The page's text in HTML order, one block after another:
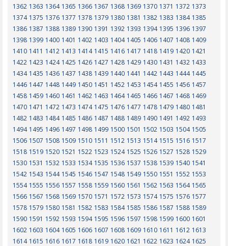
1362 1363 1364 1365 1366 1367 1368 1369 1370 1371 1372 1373
1374 1375 1376 1377 1378 1379 1380 1381 1382 1383 1384 1385
1386 1387 1388 1389 1390 1391 1392 1393 1394 1395 1396 1397
1398 1399 1400 1401 1402 1403 1404 1405 1406 1407 1408 1409
1410 1411 1412 1413 1414 1415 1416 1417 1418 1419 1420 1421
1422 1423 1424 1425 1426 1427 1428 1429 1430 1431 1432 1433
1434 1435 1436 1437 1438 1439 1440 1441 1442 1443 1444 1445
1446 1447 1448 1449 1450 1451 1452 1453 1454 1455 1456 1457
1458 1459 1460 1461 1462 1463 1464 1465 1466 1467 1468 1469
1470 1471 1472 1473 1474 1475 1476 1477 1478 1479 1480 1481
1482 1483 1484 1485 1486 1487 1488 1489 1490 1491 1492 1493
1494 1495 1496 1497 1498 1499 1500 1501 1502 1503 1504 1505
1506 1507 1508 1509 1510 1511 1512 1513 1514 1515 1516 1517
1518 1519 1520 1521 1522 1523 1524 1525 1526 1527 1528 1529
1530 1531 1532 1533 1534 1535 1536 1537 1538 1539 1540 1541
1542 1543 1544 1545 1546 1547 1548 1549 1550 1551 1552 1553
1554 1555 1556 1557 1558 1559 1560 1561 1562 1563 1564 1565
1566 1567 1568 1569 1570 1571 1572 1573 1574 1575 1576 1577
1578 1579 1580 1581 1582 1583 1584 1585 1586 1587 1588 1589
1590 1591 1592 1593 1594 1595 1596 1597 1598 1599 1600 1601
1602 1603 1604 1605 1606 1607 1608 1609 1610 1611 1612 1613
1614 1615 1616 1617 1618 1619 1620 1621 1622 1623 1624 1625